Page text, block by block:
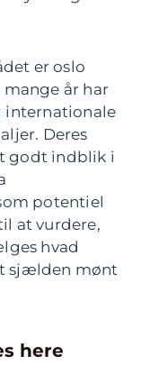
er oslo
år har
internationale
Deres
godt indblik i
potentiel
at vurdere,
hvad
sjælden mønt
here